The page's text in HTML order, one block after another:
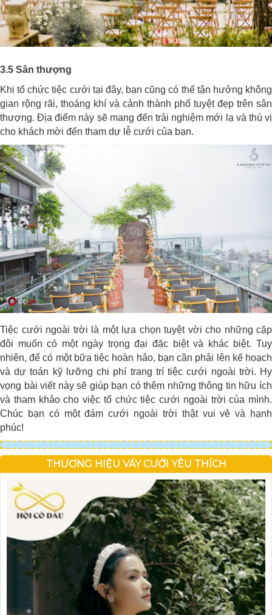
3.5 Sân thượng
Khi tổ chức tiệc cưới tại đây, bạn cũng có thể tận hưởng không
gian rộng rãi, thoáng khí và cảnh thành phố tuyệt đẹp trên sân
thượng. Địa điểm này sẽ mang đến trải nghiệm mới lạ và thú vị
cho khách mời đến tham dự lễ cưới của bạn.
Tiệc cưới ngoài trời là một lựa chọn tuyệt vời cho những cặp
đôi muốn có một ngày trọng đại đặc biệt và khác biệt. Tuy
nhiên, để có một bữa tiệc hoàn hảo, bạn cần phải lên kế hoạch
và dự toán kỹ lưỡng chi phí trang trí tiệc cưới ngoài trời. Hy
vọng bài viết này sẽ giúp bạn có thêm những thông tin hữu ích
và tham khảo cho việc tổ chức tiệc cưới ngoài trời của mình.
Chúc bạn có một đám cưới ngoài trời thật vui vẻ và hạnh
phúc!
THƯƠNG HIỆU VÁY CƯỚI YÊU THÍCH